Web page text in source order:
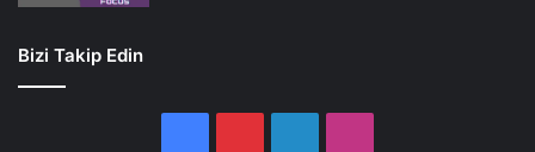
Bizi Takip Edin